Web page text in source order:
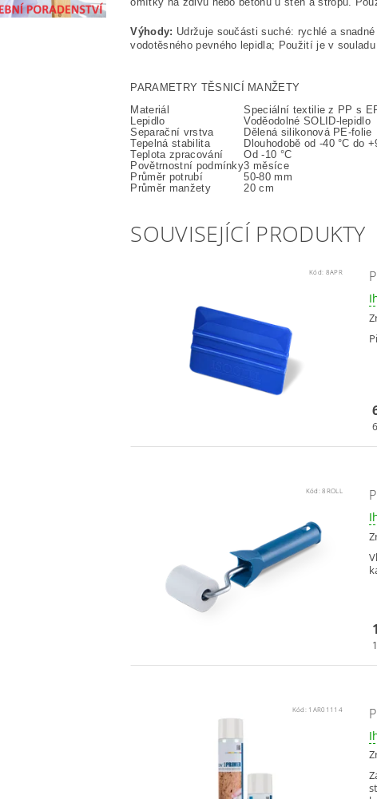
Výhody: Udržuje součásti suché: rychlé a
vodotěsného pevného lepidla; Použití je v
PARAMETRY TĚSNICÍ MANŽETY
Materiál
Speciální textilie z PP s
Lepidlo
Voděodolné SOLID-lepidlo
Separační vrstva
Dělená silikonová PE-folie
Tepelná stabilita
Dlouhodobě od -40 °C do
Teplota zpracování
Od -10 °C
Povětrnostní podmínky3 měsíce
Průměr potrubí
50-80 mm
Průměr manžety
20 cm
SOUVISEJÍCÍ PRODUKTY
Kód: 8APR
Kód:8ROLL
Kód: 1AR01114